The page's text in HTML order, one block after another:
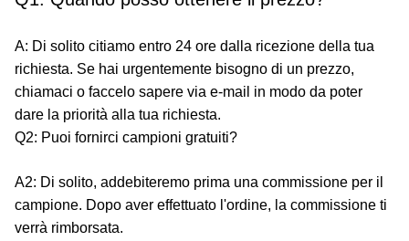
A: Di solito citiamo entro 24 ore dalla ricezione della tua
richiesta. Se hai urgentemente bisogno di un prezzo,
chiamaci o faccelo sapere via e-mail in modo da poter
dare la priorità alla tua richiesta.
Q2: Puoi fornirci campioni gratuiti?
A2: Di solito, addebiteremo prima una commissione per il
campione. Dopo aver effettuato l'ordine, la commissione ti
verrà rimborsata.